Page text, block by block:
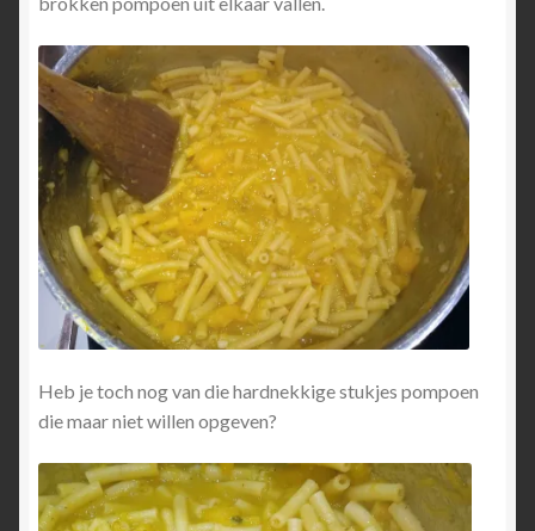
Heb je toch nog van die hardnekkige stukjes pompoen
die maar niet willen opgeven?